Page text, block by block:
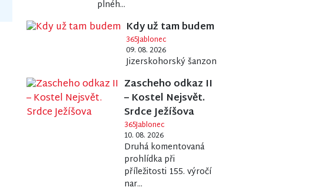
Kdy už tam budem
365Jablonec
09. 08. 2026
Jizerskohorský šanzon
Zascheho odkaz II
– Kostel Nejsvět.
Srdce Ježíšova
365Jablonec
10. 08. 2026
Druhá komentovaná
prohlídka při
příležitosti 155. výročí
nar...